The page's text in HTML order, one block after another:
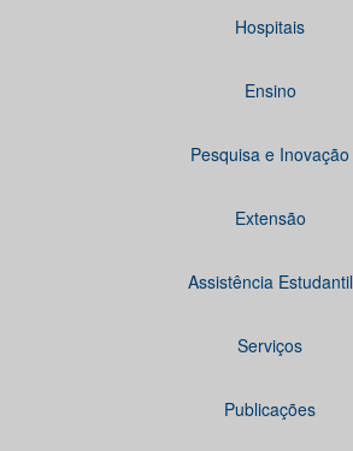
Hospitais
Ensino
Pesquisa e Inovação
Extensão
Assistência Estudantil
Serviços
Publicações